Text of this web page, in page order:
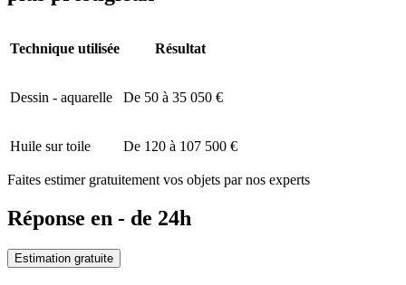
Technique utilisée Résultat
Dessin - aquarelle De 50 à 35 050 €
Huile sur toile De 120 à 107 500 €
Faites estimer gratuitement vos objets par nos experts
Réponse en - de 24h
Estimation gratuite